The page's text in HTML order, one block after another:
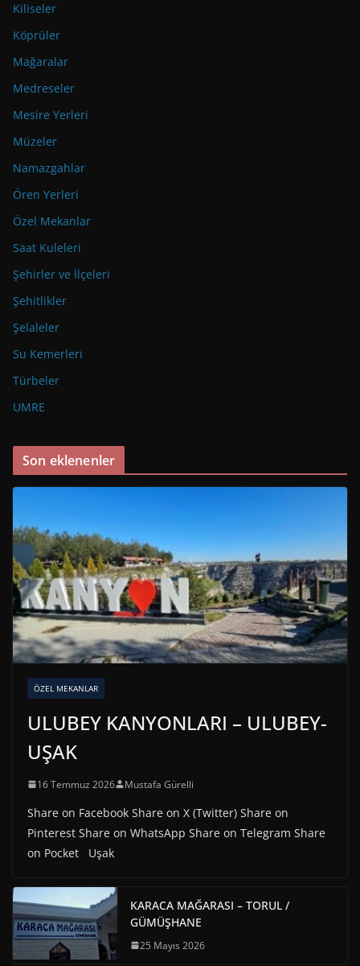
Kiliseler
Köprüler
Mağaralar
Medreseler
Mesire Yerleri
Müzeler
Namazgahlar
Ören Yerleri
Özel Mekanlar
Saat Kuleleri
Şehirler ve İlçeleri
Şehitlikler
Şelaleler
Su Kemerleri
Türbeler
UMRE
Son eklenenler
ÖZEL MEKANLAR
ULUBEY KANYONLARI – ULUBEY-
UŞAK
16 Temmuz 2026 Mustafa Gürelli
Share on Facebook Share on X (Twitter) Share on
Pinterest Share on WhatsApp Share on Telegram Share
on Pocket Uşak
KARACA MAĞARASI – TORUL /
GÜMÜŞHANE
25 Mayıs 2026